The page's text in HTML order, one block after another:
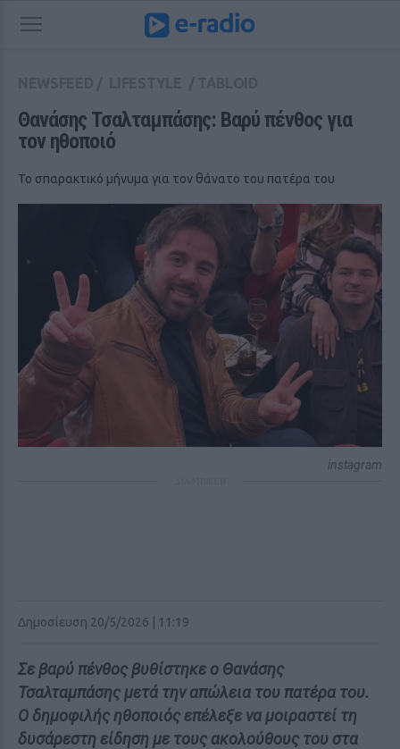
Θανάσης Τσαλταμπάσης: Βαρύ πένθος για
τον ηθοποιό
Το σπαρακτικό μήνυμα για τον θάνατο του πατέρα του
instagram
Δημοσίευση 20/5/2026 | 11:19
Σε βαρύ πένθος βυθίστηκε ο Θανάσης
Τσαλταμπάσης μετά την απώλεια του πατέρα του.
Ο δημοφιλής ηθοποιός επέλεξε να μοιραστεί τη
δυσάρεστη είδηση με τους ακολούθους του στα